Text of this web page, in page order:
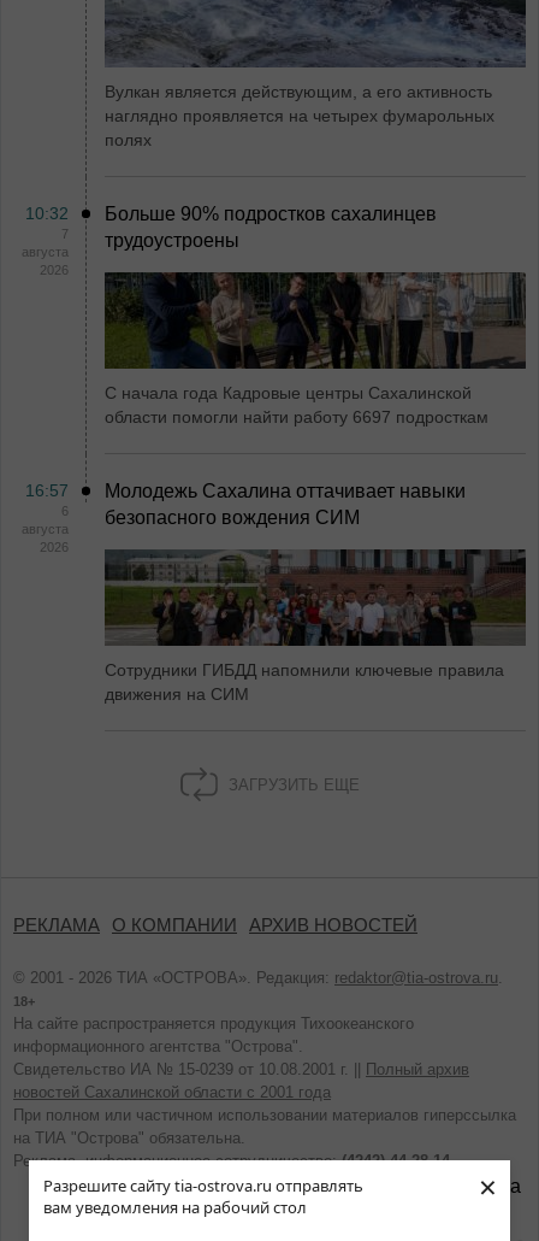
Разрешите сайту tia-ostrova.ru отправлять
вам уведомления на рабочий стол
×
Вулкан является действующим, а его активность
наглядно проявляется на четырех фумарольных
полях
10:32
7
августа
2026
Больше 90% подростков сахалинцев
трудоустроены
С начала года Кадровые центры Сахалинской
области помогли найти работу 6697 подросткам
16:57
6
августа
2026
Молодежь Сахалина оттачивает навыки
безопасного вождения СИМ
Сотрудники ГИБДД напомнили ключевые правила
движения на СИМ
ЗАГРУЗИТЬ ЕЩЕ
РЕКЛАМА О КОМПАНИИ АРХИВ НОВОСТЕЙ
© 2001 - 2026 ТИА «ОСТРОВА». Редакция: redaktor@tia-ostrova.ru.
18+
На сайте распространяется продукция Тихоокеанского
информационного агентства "Острова".
Свидетельство ИА № 15-0239 от 10.08.2001 г. ||
Полный архив
новостей Сахалинской области с 2001 года
При полном или частичном использовании материалов гиперссылка
на ТИА "Острова" обязательна.
Реклама, информационное сотрудничество:(4242) 44-28-14.